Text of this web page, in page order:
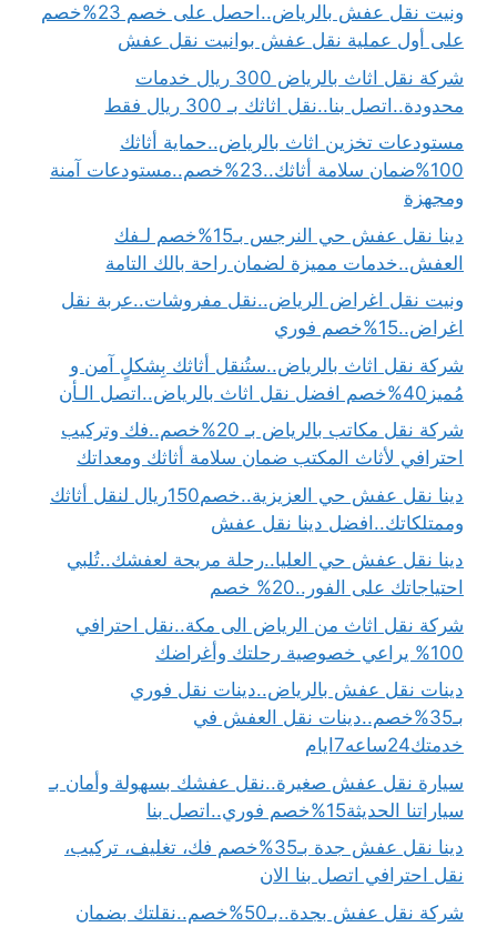
ونيت نقل عفش بالرياض..احصل على خصم 23%خصم
على أول عملية نقل عفش بوانيت نقل عفش
شركة نقل اثاث بالرياض 300 ريال خدمات
محدودة..اتصل بنا..نقل اثاثك بـ 300 ريال فقط
مستودعات تخزين اثاث بالرياض..حماية أثاثك
100%ضمان سلامة أثاثك..23%خصم..مستودعات آمنة
ومجهزة
دينا نقل عفش حي النرجس بـ15%خصم لـفك
العفش..خدمات مميزة لضمان راحة بالك التامة
ونيت نقل اغراض الرياض..نقل مفروشات..عربة نقل
اغراض..15%خصم فوري
شركة نقل اثاث بالرياض..ستُنقل أثاثك بِشكلٍ آمن و
مُميز40%خصم افضل نقل اثاث بالرياض..اتصل الـأن
شركة نقل مكاتب بالرياض بـ 20%خصم..فك وتركيب
احترافي لأثاث المكتب ضمان سلامة أثاثك ومعداتك
دينا نقل عفش حي العزيزية..خصم150ريال لنقل أثاثك
وممتلكاتك..افضل دينا نقل عفش
دينا نقل عفش حي العليا..رحلة مريحة لعفشك..تُلبي
احتياجاتك على الفور..20% خصم
شركة نقل اثاث من الرياض الى مكة..نقل احترافي
100% يراعي خصوصية رحلتك وأغراضك
دينات نقل عفش بالرياض..دينات نقل فوري
بـ35%خصم..دينات نقل العفش في
خدمتك24ساعه7ايام
سيارة نقل عفش صغيرة..نقل عفشك بسهولة وأمان بـ
سياراتنا الحديثة15%خصم فوري..اتصل بنا
دينا نقل عفش جدة بـ35%خصم فك، تغليف، تركيب،
نقل احترافي اتصل بنا الان
شركة نقل عفش بجدة..بـ50%خصم..نقلتك بضمان